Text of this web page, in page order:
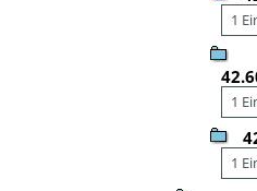
1
1
1